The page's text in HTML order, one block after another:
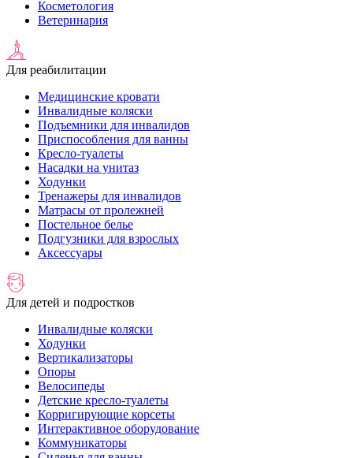
Косметология
Ветеринария
Для реабилитации
Медицинские кровати
Инвалидные коляски
Подъемники для инвалидов
Приспособления для ванны
Кресло-туалеты
Насадки на унитаз
Ходунки
Тренажеры для инвалидов
Матрасы от пролежней
Постельное белье
Подгузники для взрослых
Аксессуары
Для детей и подростков
Инвалидные коляски
Ходунки
Вертикализаторы
Опоры
Велосипеды
Детские кресло-туалеты
Корригирующие корсеты
Интерактивное оборудование
Коммуникаторы